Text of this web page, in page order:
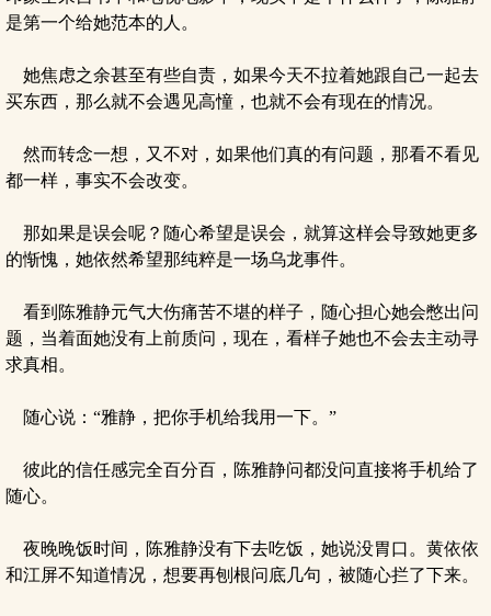
是第一个给她范本的人。
她焦虑之余甚至有些自责，如果今天不拉着她跟自己一起去
买东西，那么就不会遇见高憧，也就不会有现在的情况。
然而转念一想，又不对，如果他们真的有问题，那看不看见
都一样，事实不会改变。
那如果是误会呢？随心希望是误会，就算这样会导致她更多
的惭愧，她依然希望那纯粹是一场乌龙事件。
看到陈雅静元气大伤痛苦不堪的样子，随心担心她会憋出问
题，当着面她没有上前质问，现在，看样子她也不会去主动寻
求真相。
随心说：“雅静，把你手机给我用一下。”
彼此的信任感完全百分百，陈雅静问都没问直接将手机给了
随心。
夜晚晚饭时间，陈雅静没有下去吃饭，她说没胃口。黄依依
和江屏不知道情况，想要再刨根问底几句，被随心拦了下来。